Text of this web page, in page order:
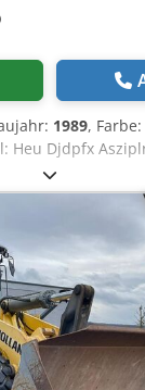
1989, Farbe:
Heu Djdpfx